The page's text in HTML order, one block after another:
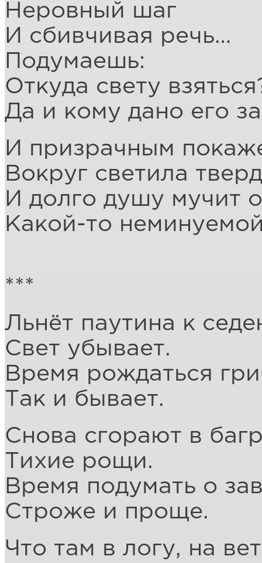
Неровный шаг
И сбивчивая речь…
Подумаешь:
Откуда свету
Да и кому дано его
И призрачным
Вокруг светила
И долго душу мучит
Какой-то
***
Льнёт паутина к
Свет убывает.
Время рождаться
Так и бывает.
Снова сгорают в
Тихие рощи.
Время подумать о
Строже и проще.
Что там в логу, на